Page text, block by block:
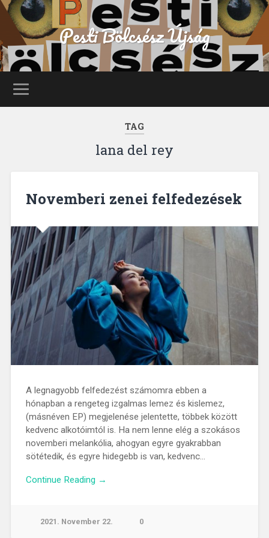
Pesti Bölcsész Újság
TAG
lana del rey
Novemberi zenei felfedezések
A legnagyobb felfedezést számomra ebben a
hónapban a rengeteg izgalmas lemez és kislemez,
(másnéven EP) megjelenése jelentette, többek között
kedvenc alkotóimtól is. Ha nem lenne elég a szokásos
novemberi melankólia, ahogyan egyre gyakrabban
sötétedik, és egyre hidegebb is van, kedvenc…
Continue Reading →
2021. November 22. 0